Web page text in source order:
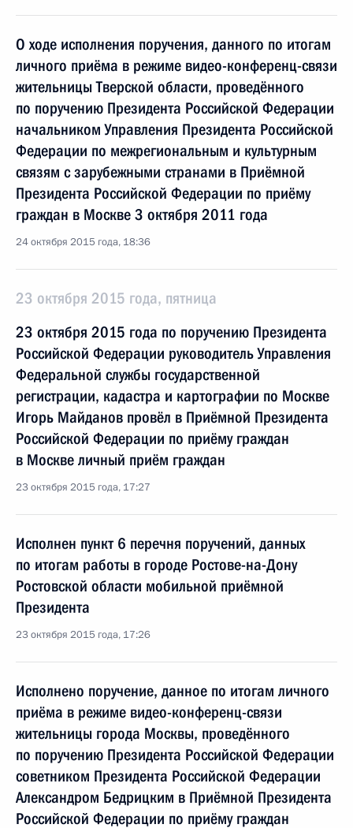
О ходе исполнения поручения, данного по итогам
личного приёма в режиме видео-конференц-связи
жительницы Тверской области, проведённого
по поручению Президента Российской Федерации
начальником Управления Президента Российской
Федерации по межрегиональным и культурным
связям с зарубежными странами в Приёмной
Президента Российской Федерации по приёму
граждан в Москве 3 октября 2011 года
24 октября 2015 года, 18:36
23 октября 2015 года, пятница
23 октября 2015 года по поручению Президента
Российской Федерации руководитель Управления
Федеральной службы государственной
регистрации, кадастра и картографии по Москве
Игорь Майданов провёл в Приёмной Президента
Российской Федерации по приёму граждан
в Москве личный приём граждан
23 октября 2015 года, 17:27
Исполнен пункт 6 перечня поручений, данных
по итогам работы в городе Ростове-на-Дону
Ростовской области мобильной приёмной
Президента
23 октября 2015 года, 17:26
Исполнено поручение, данное по итогам личного
приёма в режиме видео-конференц-связи
жительницы города Москвы, проведённого
по поручению Президента Российской Федерации
советником Президента Российской Федерации
Александром Бедрицким в Приёмной Президента
Российской Федерации по приёму граждан